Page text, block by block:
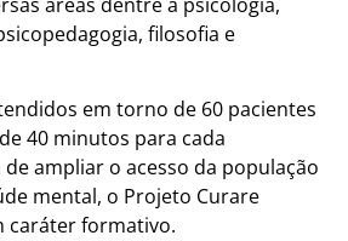
filosofia e
em torno de 60 pacientes
40 minutos para cada
ampliar o acesso da população
mental, o Projeto Curare
caráter formativo.